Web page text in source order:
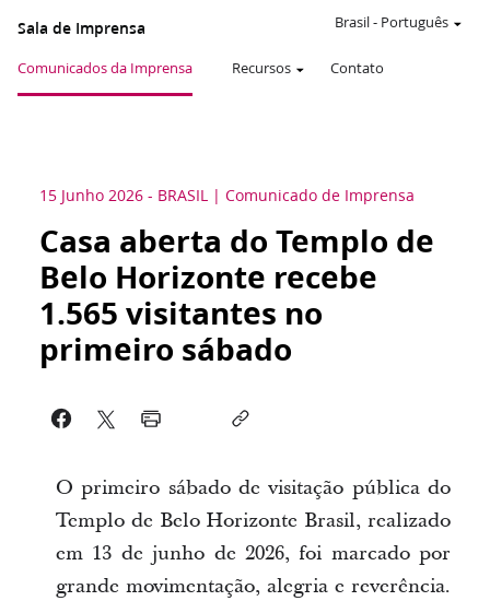
Sala de Imprensa
Comunicados da Imprensa Recursos Contato
Brasil- Português
15 Junho 2026 - BRASIL Comunicado de Imprensa
Casa aberta do Templo de
Belo Horizonte recebe
1.565 visitantes no
primeiro sábado
O primeiro sábado de visitação pública do
Templo de Belo Horizonte Brasil, realizado
em 13 de junho de 2026, foi marcado por
grande movimentação, alegria e reverência.